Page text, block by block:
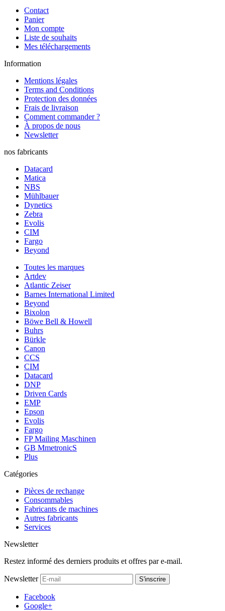
Contact
Panier
Mon compte
Liste de souhaits
Mes téléchargements
Information
Mentions légales
Terms and Conditions
Protection des données
Frais de livraison
Comment commander ?
À propos de nous
Newsletter
nos fabricants
Datacard
Matica
NBS
Mühlbauer
Dynetics
Zebra
Evolis
CIM
Fargo
Beyond
Toutes les marques
Artdev
Atlantic Zeiser
Barnes International Limited
Beyond
Bixolon
Böwe Bell & Howell
Buhrs
Bürkle
Canon
CCS
CIM
Datacard
DNP
Driven Cards
EMP
Epson
Evolis
Fargo
FP Mailing Maschinen
GB MmetronicS
Plus
Catégories
Pièces de rechange
Consommables
Fabricants de machines
Autres fabricants
Services
Newsletter
Restez informé des derniers produits et offres par e-mail.
Newsletter S'inscrire
Facebook
Google+